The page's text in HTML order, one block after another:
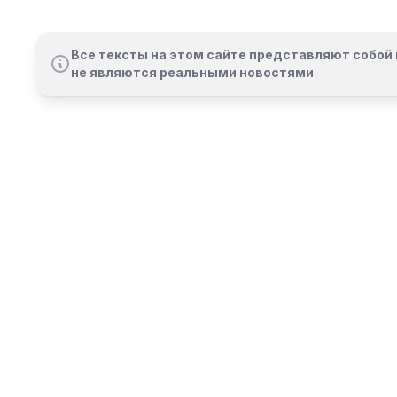
Все тексты на этом сайте представляют
не являются реальными новостями